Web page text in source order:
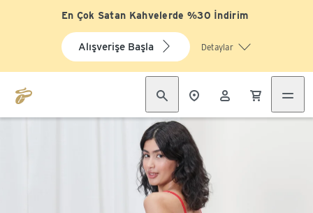
En Çok Satan Kahvelerde %30 İndirim
Alışverişe Başla Detaylar